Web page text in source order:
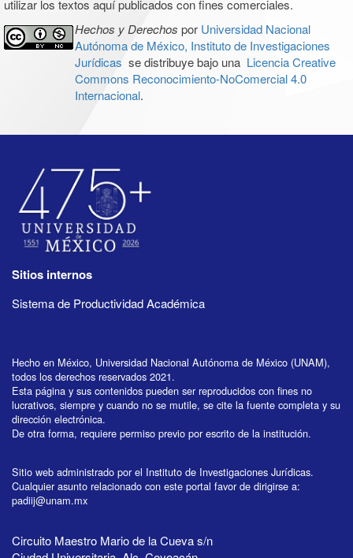
utilizar los textos aquí publicados con fines comerciales.
Hechos y Derechos por Universidad Nacional
Autónoma de México, Instituto de Investigaciones
Jurídicas se distribuye bajo una Licencia Creative
Commons Reconocimiento-NoComercial 4.0
Internacional.
Sitios internos
Sistema de Productividad Académica
Hecho en México, Universidad Nacional Autónoma de México (UNAM),
todos los derechos reservados 2021.
Esta página y sus contenidos pueden ser reproducidos con fines no
lucrativos, siempre y cuando no se mutile, se cite la fuente completa y su
dirección electrónica.
De otra forma, requiere permiso previo por escrito de la institución.
Sitio web administrado por el Instituto de Investigaciones Jurídicas.
Cualquier asunto relacionado con este portal favor de dirigirse a:
padiij@unam.mx
Circuito Maestro Mario de la Cueva s/n